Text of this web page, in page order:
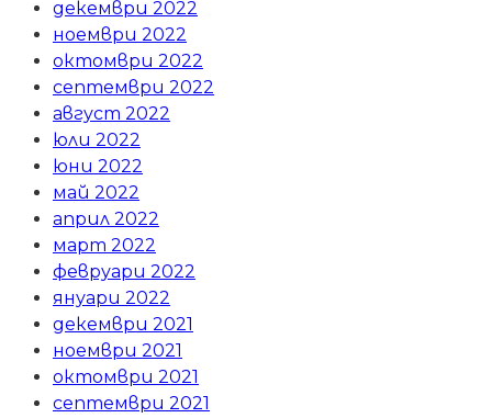
декември 2022
ноември 2022
октомври 2022
септември 2022
август 2022
юли 2022
юни 2022
май 2022
април 2022
март 2022
февруари 2022
януари 2022
декември 2021
ноември 2021
октомври 2021
септември 2021